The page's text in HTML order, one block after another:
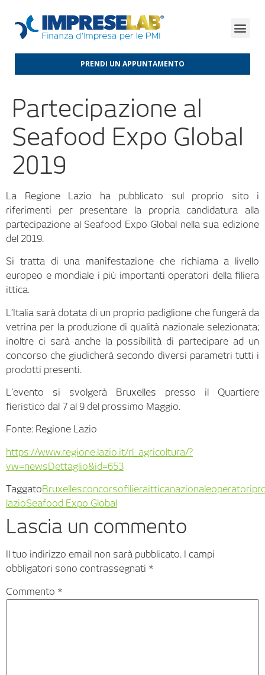
PRENDI UN APPUNTAMENTO
Partecipazione al
Seafood Expo Global
2019
La Regione Lazio ha pubblicato sul proprio sito i
riferimenti per presentare la propria candidatura alla
partecipazione al Seafood Expo Global nella sua edizione
del 2019.
Si tratta di una manifestazione che richiama a livello
europeo e mondiale i più importanti operatori della filiera
ittica.
L’Italia sarà dotata di un proprio padiglione che fungerà da
vetrina per la produzione di qualità nazionale selezionata;
inoltre ci sarà anche la possibilità di partecipare ad un
concorso che giudicherà secondo diversi parametri tutti i
prodotti presenti.
L’evento si svolgerà Bruxelles presso il Quartiere
fieristico dal 7 al 9 del prossimo Maggio.
Fonte: Regione Lazio
https://www.regione.lazio.it/rl_agricoltura/?
vw=newsDettaglio&id=653
TaggatoBruxellesconcorsofilieraitticanazionaleoperatori
lazioSeafood Expo Global
Lascia un commento
Il tuo indirizzo email non sarà pubblicato. I campi
obbligatori sono contrassegnati *
Commento *